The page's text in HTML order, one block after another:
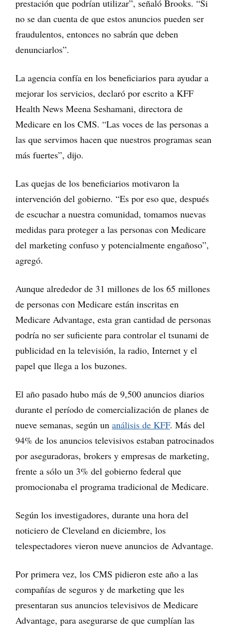
prestación que podrían utilizar”, señaló Brooks. “Si
no se dan cuenta de que estos anuncios pueden ser
fraudulentos, entonces no sabrán que deben
denunciarlos”.
La agencia confía en los beneficiarios para ayudar a
mejorar los servicios, declaró por escrito a KFF
Health News Meena Seshamani, directora de
Medicare en los CMS. “Las voces de las personas a
las que servimos hacen que nuestros programas sean
más fuertes”, dijo.
Las quejas de los beneficiarios motivaron la
intervención del gobierno. “Es por eso que, después
de escuchar a nuestra comunidad, tomamos nuevas
medidas para proteger a las personas con Medicare
del marketing confuso y potencialmente engañoso”,
agregó.
Aunque alrededor de 31 millones de los 65 millones
de personas con Medicare están inscritas en
Medicare Advantage, esta gran cantidad de personas
podría no ser suficiente para controlar el tsunami de
publicidad en la televisión, la radio, Internet y el
papel que llega a los buzones.
El año pasado hubo más de 9,500 anuncios diarios
durante el período de comercialización de planes de
nueve semanas, según un análisis de KFF. Más del
94% de los anuncios televisivos estaban patrocinados
por aseguradoras, brokers y empresas de marketing,
frente a sólo un 3% del gobierno federal que
promocionaba el programa tradicional de Medicare.
Según los investigadores, durante una hora del
noticiero de Cleveland en diciembre, los
telespectadores vieron nueve anuncios de Advantage.
Por primera vez, los CMS pidieron este año a las
compañías de seguros y de marketing que les
presentaran sus anuncios televisivos de Medicare
Advantage, para asegurarse de que cumplían las